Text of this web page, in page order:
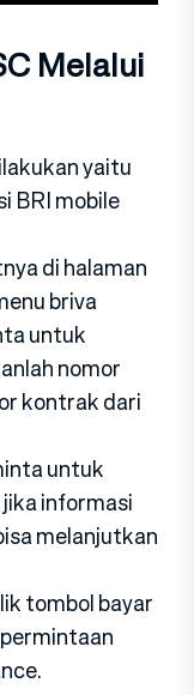
Melalui
yaitu
BRI mobile
di halaman
briva
untuk
nomor
kontrak dari
untuk
informasi
melanjutkan
tombol bayar